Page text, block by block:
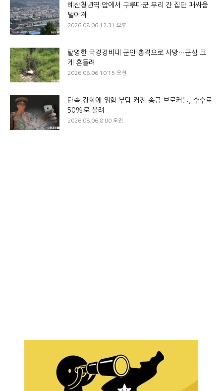
혜산청년역 앞에서 구루마꾼 무리 간 집단 패싸움
벌어져
2026.08.06 12:31 오후
탈영한 국경경비대 군인 총격으로 사망…군심 크
게 흔들려
2026.08.06 10:15 오전
단속 강화에 위험 부담 커진 송금 브로커들, 수수료
50%로 올려
2026.08.06 8:00 오전